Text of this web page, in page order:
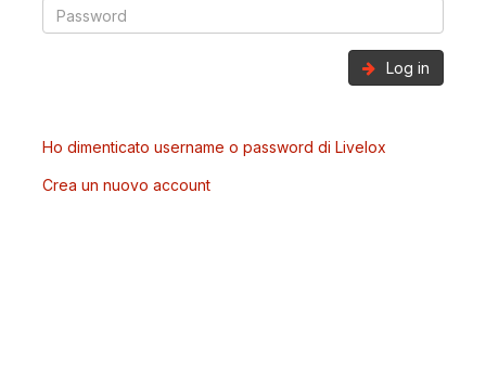
Log in
Ho dimenticato username o password di Livelox
Crea un nuovo account